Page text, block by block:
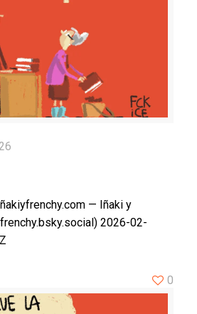
— Iñaki y
2026-02-
0